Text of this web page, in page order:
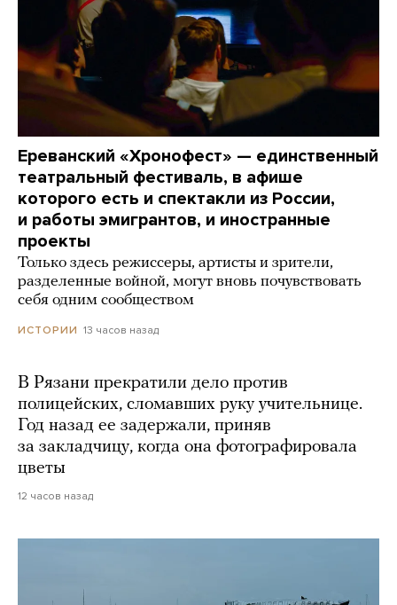
Ереванский «Хронофест» — единственный
театральный фестиваль, в афише
которого есть и спектакли из России,
и работы эмигрантов, и иностранные
проекты
Только здесь режиссеры, артисты и зрители,
разделенные войной, могут вновь почувствовать
себя одним сообществом
ИСТОРИИ 13 часов назад
В Рязани прекратили дело против
полицейских, сломавших руку учительнице.
Год назад ее задержали, приняв
за закладчицу, когда она фотографировала
цветы
12 часов назад